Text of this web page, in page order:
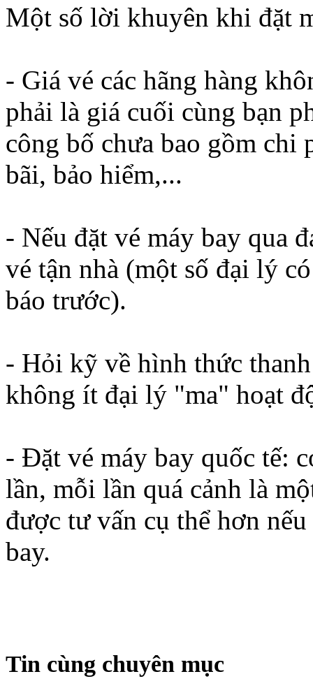
Một số lời khuyên khi đặt
- Giá vé các hãng hàng
phải là giá cuối cùng bạn
công bố chưa bao gồm chi
bãi, bảo hiểm,...
- Nếu đặt vé máy bay qua
vé tận nhà (một số đại lý
báo trước).
- Hỏi kỹ về hình thức
không ít đại lý "ma" hoạt
- Đặt vé máy bay quốc tế:
lần, mỗi lần quá cảnh là
được tư vấn cụ thể hơn
bay.
Tin cùng chuyên mục